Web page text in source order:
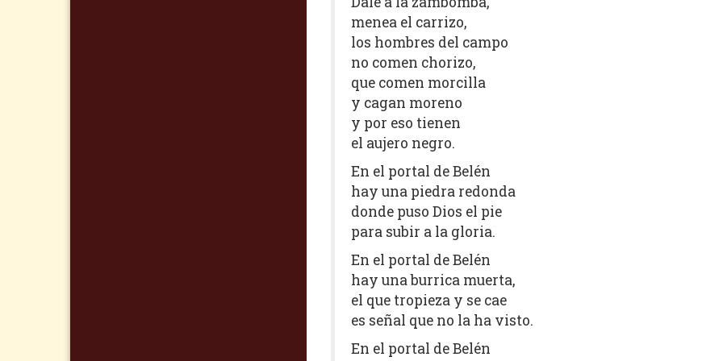
menea el carrizo,
los hombres del campo
no comen chorizo,
que comen morcilla
y cagan moreno
y por eso tienen
el aujero negro.
En el portal de Belén
hay una piedra redonda
donde puso Dios el pie
para subir a la gloria.
En el portal de Belén
hay una burrica muerta,
el que tropieza y se cae
es señal que no la ha visto.
En el portal de Belén